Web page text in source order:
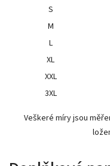
S
M
L
XL
XXL
3XL
Veškeré míry jsou